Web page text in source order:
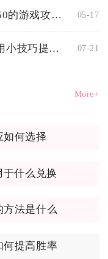
有没有开心消消乐3650的游戏攻略推荐 05-17
如何在明日之后中运用小技巧提升生存能力 07-21
More+
如何选择
于什么兑换
方法是什么
何提高胜率